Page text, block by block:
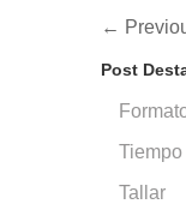
←
Post
Tallar